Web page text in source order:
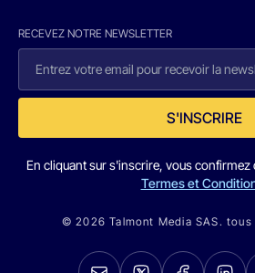
RECEVEZ NOTRE NEWSLETTER
S'INSCRIRE
En cliquant sur s'inscrire, vous confirmez
Termes et
© 2026 Talmont Media SAS.